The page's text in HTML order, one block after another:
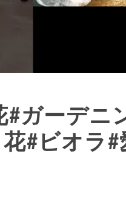
ガーデニ
花#ビオラ